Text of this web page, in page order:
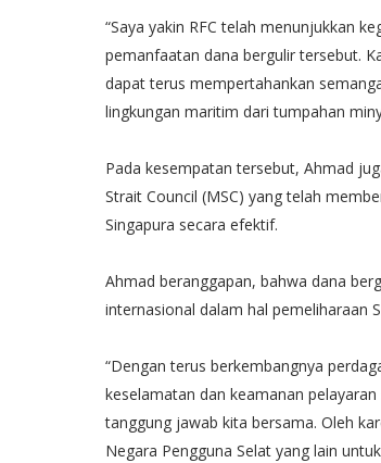
“Saya yakin RFC telah menunjukkan
pemanfaatan dana bergulir tersebut.
dapat terus mempertahankan
lingkungan maritim dari tumpahan
Pada kesempatan tersebut, Ahmad
Strait Council (MSC) yang telah
Singapura secara efektif.
Ahmad beranggapan, bahwa dana
internasional dalam hal pemeliharaan
“Dengan terus berkembangnya
keselamatan dan keamanan
tanggung jawab kita bersama. Oleh
Negara Pengguna Selat yang lain